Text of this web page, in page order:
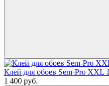
Клей для обоев Sem-Pro XXL
1 400 руб.